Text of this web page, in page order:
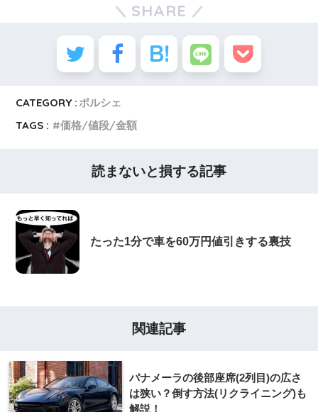
SHARE
CATEGORY :ポルシェ
TAGS :
価格/値段/金額
読まないと損する記事
たった1分で車を60万円値引きする裏技
関連記事
パナメーラの後部座席(2列目)の広さ
は狭い？倒す方法(リクライニング)も
解説！